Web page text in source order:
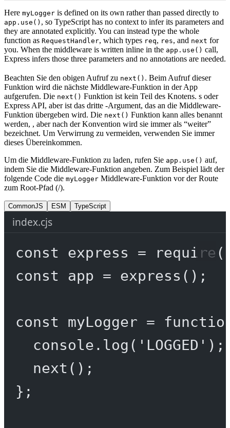
Here myLogger is defined on its own rather than passed directly to
app.use() , so TypeScript has no context to infer its parameters and
they are annotated explicitly. You can instead type the whole
function as RequestHandler, which types req, res, and next for
you. When the middleware is written inline in the app.use() call,
Express infers those three parameters and no annotations are needed.
Beachten Sie den obigen Aufruf zu next() . Beim Aufruf dieser
Funktion wird die nächste Middleware-Funktion in der App
aufgerufen. Die next() Funktion ist kein Teil des Knotens. s oder
Express API, aber ist das dritte -Argument, das an die Middleware-
Funktion übergeben wird. Die next() Funktion kann alles benannt
werden, , aber nach der Konvention wird sie immer als “weiter”
bezeichnet. Um Verwirrung zu vermeiden, verwenden Sie immer
dieses Übereinkommen.
Um die Middleware-Funktion zu laden, rufen Sie app.use() auf,
indem Sie die Middleware-Funktion angeben. Zum Beispiel lädt der
folgende Code die myLogger Middleware-Funktion vor der Route
zum Root-Pfad (/).
CommonJS ESM TypeScript
index.cjs
const express = require (
const
app = express ();
const myLogger =
console. log ( 'LOGGED' );
next ();
};